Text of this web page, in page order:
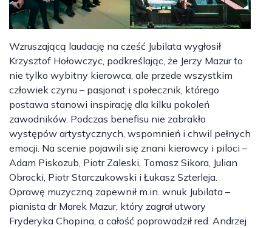
Wzruszającą laudację na cześć Jubilata wygłosił
Krzysztof Hołowczyc, podkreślając, że Jerzy Mazur to
nie tylko wybitny kierowca, ale przede wszystkim
człowiek czynu – pasjonat i społecznik, którego
postawa stanowi inspirację dla kilku pokoleń
zawodników. Podczas benefisu nie zabrakło
występów artystycznych, wspomnień i chwil pełnych
emocji. Na scenie pojawili się znani kierowcy i piloci –
Adam Piskozub, Piotr Zaleski, Tomasz Sikora, Julian
Obrocki, Piotr Starczukowski i Łukasz Szterleja.
Oprawę muzyczną zapewnił m.in. wnuk Jubilata –
pianista dr Marek Mazur, który zagrał utwory
Fryderyka Chopina, a całość poprowadził red. Andrzej